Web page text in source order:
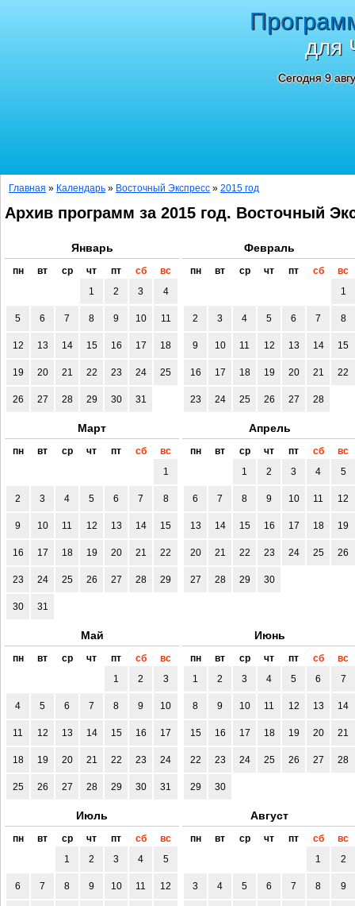
для
Сегодня 9
Главная » Календарь » Восточный Экспресс » 2015 год
Архив программ за 2015 год. Восточный
Январь
пн вт ср чт пт сб
вс
1
2 3 4
5 6 7 8 9 10 11
12 13 14 15 16 17 18
19 20 21 22 23 24 25
26 27 28 29 30 31
Февраль
пн вт ср чт пт сб
вс
1
2 3 4 5 6 7 8
9 10 11 12 13 14 15
16 17 18 19 20 21 22
23 24 25 26 27 28
Март
пн вт ср чт пт сб
вс
1
2 3 4 5 6 7 8
9 10 11 12 13 14 15
16 17 18 19 20 21 22
23 24 25 26 27 28 29
30 31
Апрель
пн вт ср чт пт сб
вс
1
2 3 4 5
6 7 8 9 10 11 12
13 14 15 16 17 18 19
20 21 22 23 24 25 26
27 28 29 30
Май
пн вт ср чт пт сб
вс
1
2 3
4 5 6 7 8 9 10
11 12 13 14 15 16 17
18 19 20 21 22 23 24
25 26 27 28 29 30 31
Июнь
пн вт ср чт пт сб
вс
1
2 3 4 5 6 7
8 9 10 11 12 13 14
15 16 17 18 19 20 21
22 23 24 25 26 27 28
29 30
Июль
пн вт ср чт пт сб
вс
1
2 3 4 5
6 7 8 9 10 11 12
Август
пн вт ср чт пт сб
вс
1
2
3 4 5 6 7 8 9